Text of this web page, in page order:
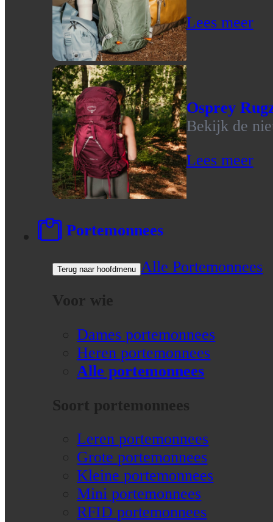
Lees meer
Osprey
Bekijk de
Lees meer
Portemonnees
Terug naar hoofdmenu Alle Portemonnees
Voor wie
Dames portemonnees
Heren portemonnees
Alle portemonnees
Soort portemonnees
Leren portemonnees
Grote portemonnees
Kleine portemonnees
Mini portemonnees
RFID portemonnees